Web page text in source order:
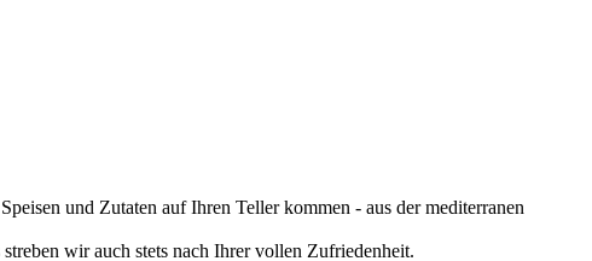
und Zutaten auf Ihren Teller kommen - aus der mediterranen
wir auch stets nach Ihrer vollen Zufriedenheit.